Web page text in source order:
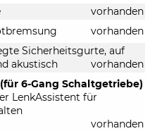
vorhanden
vorhanden
Sicherheitsgurte, auf
akustisch
vorhanden
6-Gang Schaltgetriebe)
LenkAssistent für
vorhanden